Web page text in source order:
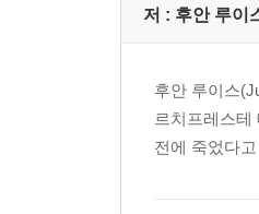
입에 고기 한 조각
여기에 탐욕의 죄
늑대와 염소와 학
여기에 음행의 죄
저 : 후안 루이
후안 루이스
르치프레스테
전에 죽었다